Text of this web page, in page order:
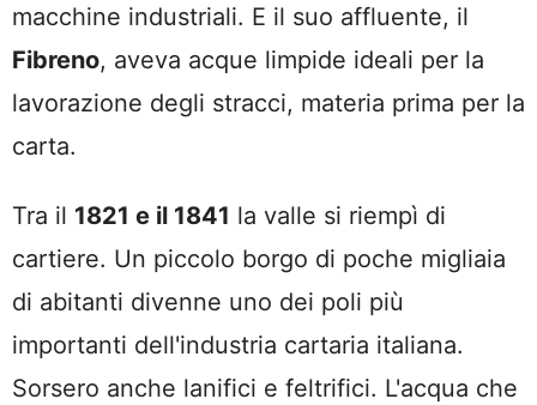
macchine industriali. E il suo affluente, il
Fibreno, aveva acque limpide ideali per la
lavorazione degli stracci, materia prima per la
carta.
Tra il 1821 e il 1841 la valle si riempì di
cartiere. Un piccolo borgo di poche migliaia
di abitanti divenne uno dei poli più
importanti dell'industria cartaria italiana.
Sorsero anche lanifici e feltrifici. L'acqua che